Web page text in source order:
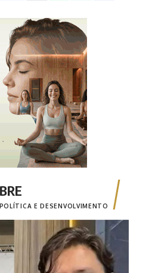
POLÍTICA E DESENVOLVIMENTO